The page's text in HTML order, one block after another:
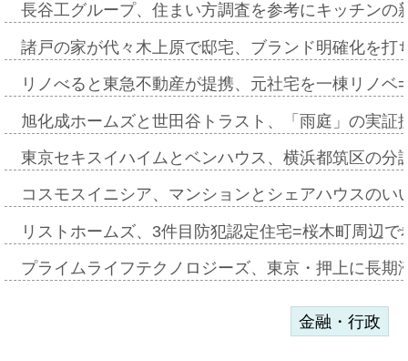
長谷工グループ、住まい方調査を参考にキッチン
諸戸の家が代々木上原で邸宅、ブランド明確化を
リノべると東急不動産が提携、元社宅を一棟リノ
旭化成ホームズと世田谷トラスト、「雨庭」の実
東京セキスイハイムとベンハウス、横浜都筑区の
コスモスイニシア、マンションとシェアハウスの
リストホームズ、3件目防犯認定住宅=桜木町周辺
プライムライフテクノロジーズ、東京・押上に長
金融・行政